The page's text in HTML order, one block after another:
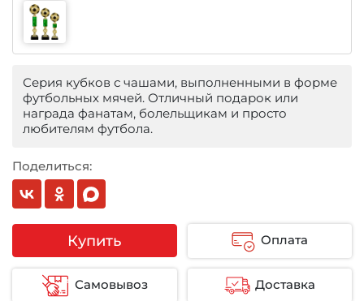
Серия кубков с чашами, выполненными в форме
футбольных мячей. Отличный подарок или
награда фанатам, болельщикам и просто
любителям футбола.
Поделиться:
Купить Оплата
Самовывоз Доставка